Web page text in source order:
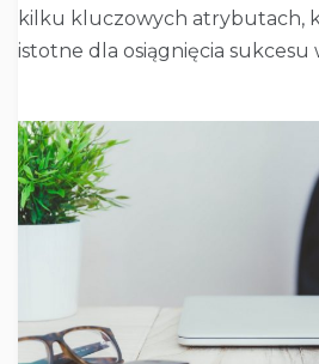
kilku kluczowych atrybutach,
istotne dla osiągnięcia sukcesu